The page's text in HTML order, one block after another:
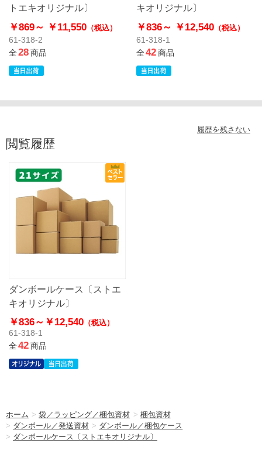
トエキオリジナル〕
￥869～ ￥11,550 （税込）
61-318-2
全28商品
キオリジナル〕
￥836～ ￥12,540（税込）
61-318-1
全42商品
履歴を残さない
閲覧履歴
ダンボールケース〔ストエ
キオリジナル〕
￥836～ ￥12,540 （税込）
61-318-1
全42商品
ホーム >袋／ラッピング／梱包資材 > 梱包資材
> ダンボール／発送資材 > ダンボール／梱包ケース
> ダンボールケース〔ストエキオリジナル〕